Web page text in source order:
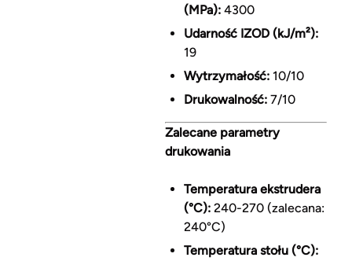
(MPa):4300
Udarność IZOD (kJ/m²):
19
Wytrzymałość:10/10
Drukowalność:7/10
Zalecane parametry
drukowania
Temperatura ekstrudera
(°C):240-270 (zalecana:
240°C)
Temperatura stołu (°C):